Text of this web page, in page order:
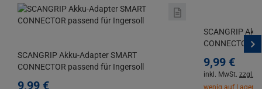
SCANGRIP Akku-Adapter SMART
CONNECTOR passend für Ingersoll
9,99 €
SCANGRIP
CONNECTOR
9,99 €
inkl. MwSt. zzgl.
wenig auf Lager |